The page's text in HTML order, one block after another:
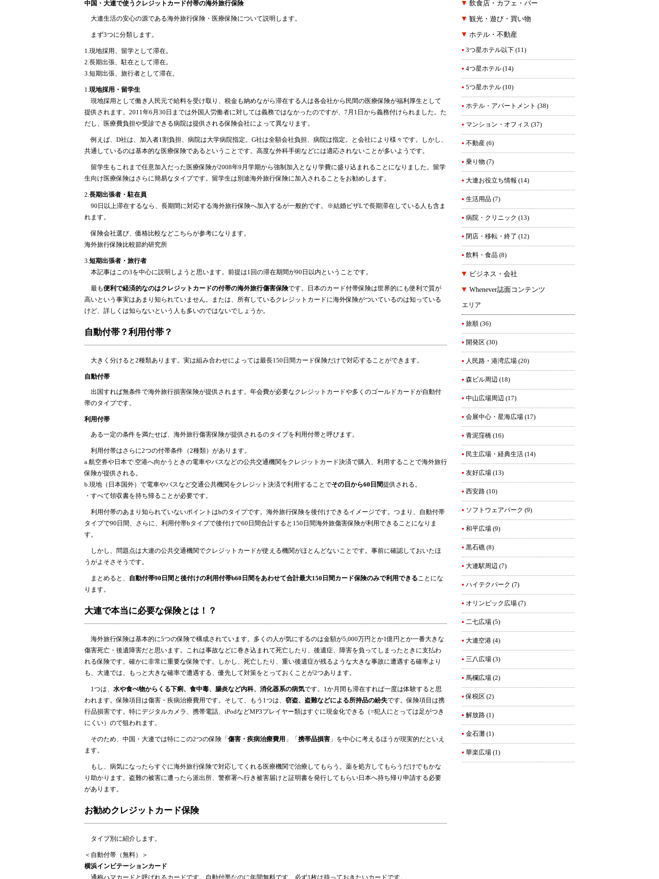
中国・大連で使うクレジットカード付帯の海外旅行保険
大連生活の安心の源である海外旅行保険・医療保険について説明します。
まず3つに分類します。
1.現地採用、留学として滞在。
2.長期出張、駐在として滞在。
3.短期出張、旅行者として滞在。
1.現地採用・留学生
現地採用として働き人民元で給料を受け取り、税金も納めながら滞在する人は各会社から民間の医療保険が福利厚生として
提供されます。2011年6月30日までは外国人労働者に対しては義務ではなかったのですが、7月1日から義務付けられました。た
だし、医療費負担や受診できる病院は提供される保険会社によって異なります。
例えば、D社は、加入者1割負担、病院は大学病院指定。G社は全額会社負担、病院は指定。と会社により様々です。しかし、
共通しているのは基本的な医療保険であるということです。高度な外科手術などには適応されないことが多いようです。
留学生もこれまで任意加入だった医療保険が2008年9月学期から強制加入となり学費に盛り込まれることになりました。留学
生向け医療保険はさらに簡易なタイプです。留学生は別途海外旅行保険に加入されることをお勧めします。
2.長期出張者・駐在員
90日以上滞在するなら、長期間に対応する海外旅行保険へ加入するが一般的です。※結婚ビザLで長期滞在している人も含ま
れます。
保険会社選び、価格比較などこちらが参考になります。
海外旅行保険比較節約研究所
3.短期出張者・旅行者
本記事はこの3を中心に説明しようと思います。前提は1回の滞在期間が90日以内ということです。
最も便利で経済的なのはクレジットカードの付帯の海外旅行傷害保険です。日本のカード付帯保険は世界的にも便利で質が
高いという事実はあまり知られていません。または、所有しているクレジットカードに海外保険がついているのは知っている
けど、詳しくは知らないという人も多いのではないでしょうか。
自動付帯？利用付帯？
大きく分けると2種類あります。実は組み合わせによっては最長150日間カード保険だけで対応することができます。
自動付帯
出国すれば無条件で海外旅行損害保険が提供されます。年会費が必要なクレジットカードや多くのゴールドカードが自動付
帯のタイプです。
利用付帯
ある一定の条件を満たせば、海外旅行傷害保険が提供されるのタイプを利用付帯と呼びます。
利用付帯はさらに2つの付帯条件（2種類）があります。
a.航空券や日本で.空港へ向かうときの電車やバスなどの公共交通機関をクレジットカード決済で購入、利用することで海外旅行
保険が提供される。
b.現地（日本国外）で電車やバスなど交通公共機関をクレジット決済で利用することでその日から60日間提供される。
・すべて領収書を持ち帰ることが必要です。
利用付帯のあまり知られていないポイントはbのタイプです。海外旅行保険を後付けできるイメージです。つまり、自動付帯
タイプで90日間、さらに、利用付帯bタイプで後付けで60日間合計すると150日間海外旅傷害保険が利用できることになりま
す。
しかし、問題点は大連の公共交通機関でクレジットカードが使える機関がほとんどないことです。事前に確認しておいたほ
うがよそさそうです。
まとめると、 自動付帯90日間と後付けの利用付帯b60日間をあわせて合計最大150日間カード保険のみで利用できることにな
ります。
大連で本当に必要な保険とは！？
海外旅行保険は基本的に5つの保険で構成されています。多くの人が気にするのは金額が5,000万円とか1億円とか一番大きな
傷害死亡・後遺障害だと思います。これは事故などに巻き込まれて死亡したり、後遺症、障害を負ってしまったときに支払わ
れる保険です。確かに非常に重要な保険です。しかし、死亡したり、重い後遺症が残るような大きな事故に遭遇する確率より
も、大連では、もっと大きな確率で遭遇する、優先して対策をとっておくことが2つあります。
1つは、 水や食べ物からくる下痢、食中毒、腸炎など内科、消化器系の病気です。1か月間も滞在すれば一度は体験すると思
われます。保険項目は傷害・疾病治療費用です。そして、もう1つは、 窃盗、盗難などによる所持品の紛失です。保険項目は携
行品損害です。特にデジタルカメラ、携帯電話、iPodなどMP3プレイヤー類はすぐに現金化できる（=犯人にとっては足がつき
にくい）ので狙われます。
そのため、中国・大連では特にこの2つの保険「 傷害・疾病治療費用 」「 携帯品損害 」を中心に考えるほうが現実的だといえ
ます。
もし、病気になったらすぐに海外旅行保険で対応してくれる医療機関で治療してもらう。薬を処方してもらうだけでもかな
り助かります。盗難の被害に遭ったら派出所、警察署へ行き被害届けと証明書を発行してもらい日本へ持ち帰り申請する必要
があります。
お勧めクレジットカード保険
タイプ別に紹介します。
＜自動付帯（無料）＞
横浜インビテーションカード
通称ハマカードと呼ばれるカードです。自動付帯なのに年間無料です。必ず1枚は持っておきたいカードです。
飲食店・カフェ・バー
観光・遊び・買い物
ホテル・不動産
3つ星ホテル以下 (11)
4つ星ホテル (14)
5つ星ホテル (10)
ホテル・アパートメント (38)
マンション・オフィス (37)
不動産 (6)
乗り物 (7)
大連お役立ち情報 (14)
生活用品 (7)
病院・クリニック (13)
閉店・移転・終了 (12)
飲料・食品 (8)
ビジネス・会社
Whenever誌面コンテンツ
エリア
旅順 (36)
開発区 (30)
人民路・港湾広場 (20)
森ビル周辺 (18)
中山広場周辺 (17)
会展中心・星海広場 (17)
青泥窪橋 (16)
民主広場・経典生活 (14)
友好広場 (13)
西安路 (10)
ソフトウェアパーク (9)
和平広場 (9)
黒石礁 (8)
大連駅周辺 (7)
ハイテクパーク (7)
オリンピック広場 (7)
二七広場 (5)
大連空港 (4)
三八広場 (3)
馬欄広場 (2)
保税区 (2)
解放路 (1)
金石灘 (1)
華楽広場 (1)